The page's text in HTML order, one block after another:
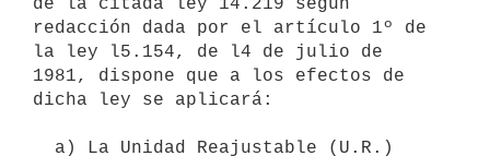
redacción dada por el artículo 1º de
la ley l5.154, de l4 de julio de
1981, dispone que a los efectos de
dicha ley se aplicará: